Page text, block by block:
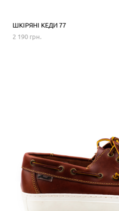
ШКІРЯНІ КЕДИ 77
2 190 грн.